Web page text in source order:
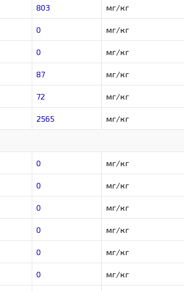
803 мг/кг
0 мг/кг
0 мг/кг
87 мг/кг
72 мг/кг
2565 мг/кг
0 мг/кг
0 мг/кг
0 мг/кг
0 мг/кг
0 мг/кг
0 мг/кг